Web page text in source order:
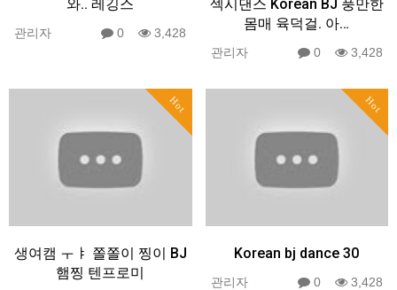
와.. 레깅스
관리자 0 3,428
섹시댄스 Korean BJ 풍만한
몸매 육덕걸. 아…
관리자 0 3,428
Hot
생여캠 ㅜㅑ 쫄쫄이 찡이 BJ
햄찡 텐프로미
Hot
Korean bj dance 30
관리자 0 3,428